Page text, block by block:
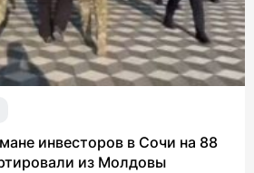
инвесторов в Сочи на 88
из Молдовы